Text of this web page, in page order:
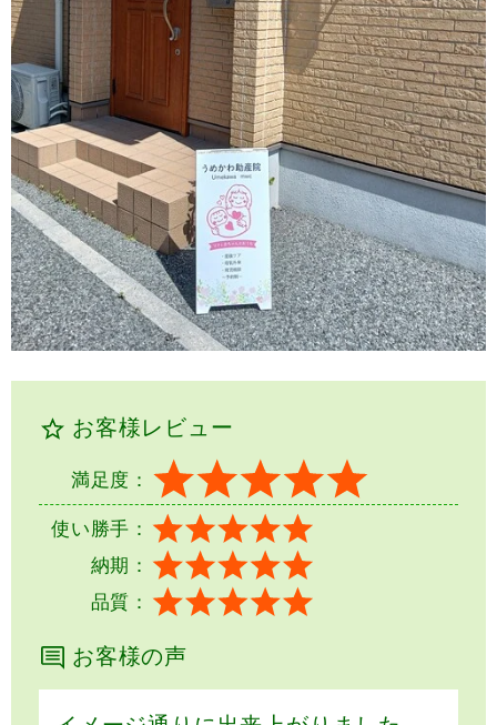
お客様レビュー
満足度：
使い勝手：
納期：
品質：
お客様の声